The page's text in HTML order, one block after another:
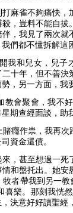
打麻雀不夠痛快
，豈料不能自
，我見了兩次
們都不懂拆解這
我和兒女，兒
十年，但不善
，另一方面，我
教會聚會，我不
期查經面談，助
癮作祟，我再
資金還債。
，甚至想過一
和盤托出。她
者帶我到另一
喜樂。那刻我恍
決意好好讀聖經